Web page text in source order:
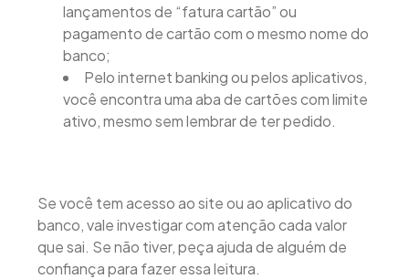
lançamentos de “fatura cartão” ou
pagamento de cartão com o mesmo nome do
banco;
Pelo internet banking ou pelos aplicativos,
você encontra uma aba de cartões com limite
ativo, mesmo sem lembrar de ter pedido.
Se você tem acesso ao site ou ao aplicativo do
banco, vale investigar com atenção cada valor
que sai. Se não tiver, peça ajuda de alguém de
confiança para fazer essa leitura.